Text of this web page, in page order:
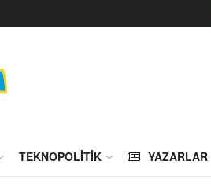
TEKNOPOLITIK YAZARLAR